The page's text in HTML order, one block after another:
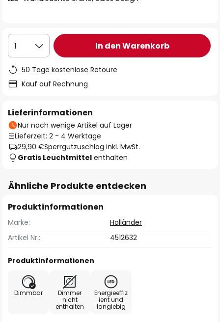
1 In den Warenkorb
50 Tage kostenlose Retoure
Kauf auf Rechnung
Lieferinformationen
Nur noch wenige Artikel auf Lager
Lieferzeit: 2 - 4 Werktage
29,90 €Sperrgutzuschlag inkl. MwSt.
Gratis Leuchtmittel enthalten
Ähnliche Produkte entdecken
Produktinformationen
Marke:
Holländer
Artikel Nr.:
4512632
Produktinformationen
Dimmbar
Dimmer
nicht
enthalten
Energieeffiz
ient und
langlebig